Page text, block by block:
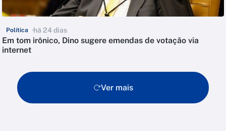
Política há 24 dias
Em tom irônico, Dino sugere emendas de votação via
internet
Ver mais